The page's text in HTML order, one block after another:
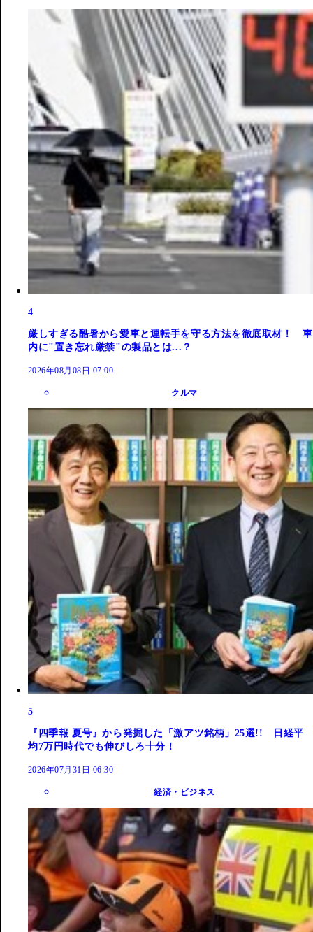
4
厳しすぎる酷暑から愛車と運転手を守る方法を徹底取材！ 車
内に"置き忘れ厳禁"の製品とは...？
2026年08月08日 07:00
クルマ
5
『四季報 夏号』から発掘した「激アツ銘柄」25選!! 日経平
均7万円時代でも伸びしろ十分！
2026年07月31日 06:30
経済・ビジネス